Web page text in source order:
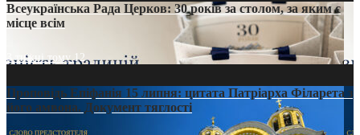
Всеукраїнська Рада Церков: 30 років за столом, за яким є
місце всім
3 тижні тому12
Проповідь Епіфанія 15 липня: цитата Патріарха Філарета з
його амвона. Документ тяглості